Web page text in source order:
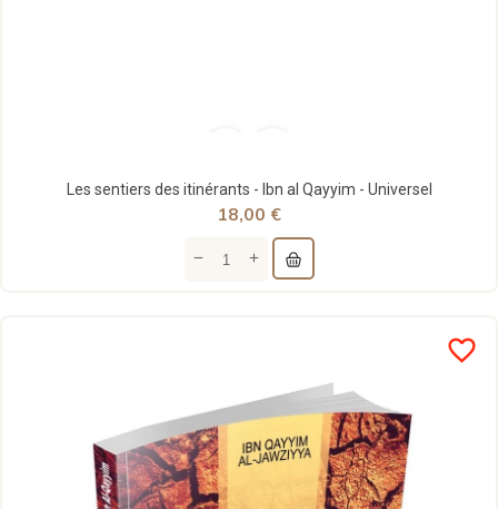
Les sentiers des itinérants - Ibn al Qayyim - Universel
18,00 €
favorite_border